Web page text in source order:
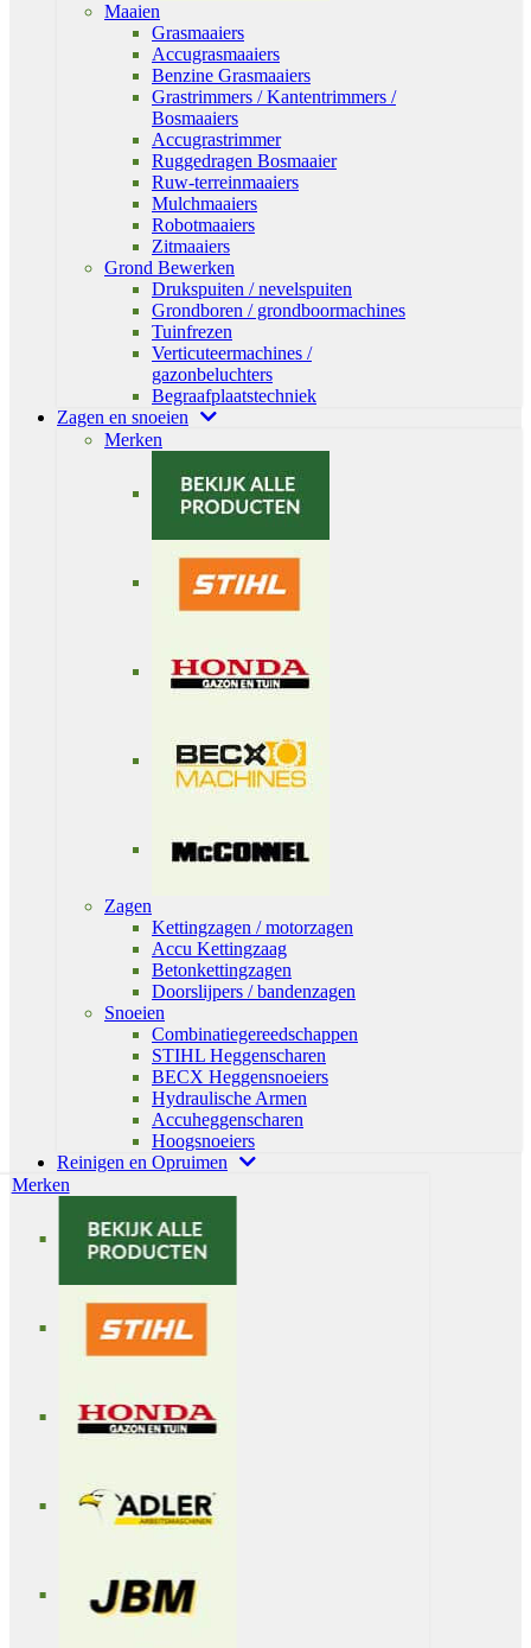
Maaien
Grasmaaiers
Accugrasmaaiers
Benzine Grasmaaiers
Grastrimmers / Kantentrimmers /
Bosmaaiers
Accugrastrimmer
Ruggedragen Bosmaaier
Ruw-terreinmaaiers
Mulchmaaiers
Robotmaaiers
Zitmaaiers
Grond Bewerken
Drukspuiten / nevelspuiten
Grondboren / grondboormachines
Tuinfrezen
Verticuteermachines /
gazonbeluchters
Begraafplaatstechniek
Zagen en snoeien
Merken
Zagen
Kettingzagen / motorzagen
Accu Kettingzaag
Betonkettingzagen
Doorslijpers / bandenzagen
Snoeien
Combinatiegereedschappen
STIHL Heggenscharen
BECX Heggensnoeiers
Hydraulische Armen
Accuheggenscharen
Hoogsnoeiers
Reinigen en Opruimen
Merken